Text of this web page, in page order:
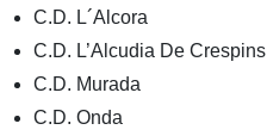
C.D. L´Alcora
C.D. L’Alcudia De Crespins
C.D. Murada
C.D. Onda